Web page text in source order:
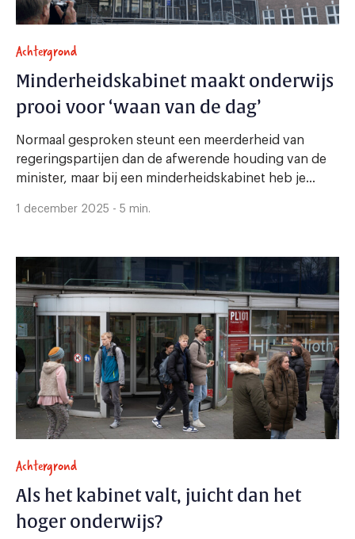
Achtergrond
Minderheidskabinet maakt onderwijs
prooi voor ‘waan van de dag’
Normaal gesproken steunt een meerderheid van
regeringspartijen dan de afwerende houding van de
minister, maar bij een minderheidskabinet heb je...
1 december 2025 - 5 min.
Achtergrond
Als het kabinet valt, juicht dan het
hoger onderwijs?